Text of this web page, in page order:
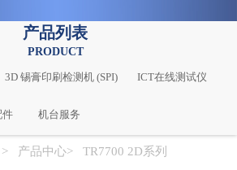
产品列表
PRODUCT
3D 锡膏印刷检测机 (SPI) ICT在线测试仪
件 机台服务
> 产品中心> TR7700 2D系列